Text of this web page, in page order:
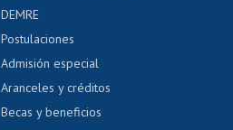
Servicio médico y dental
Pago de arancel y crédito alumnos
Pago de arancel y crédito exalumnos
Certificado de títulos y grados
DEMRE
Postulaciones
Admisión especial
Aranceles y créditos
Becas y beneficios